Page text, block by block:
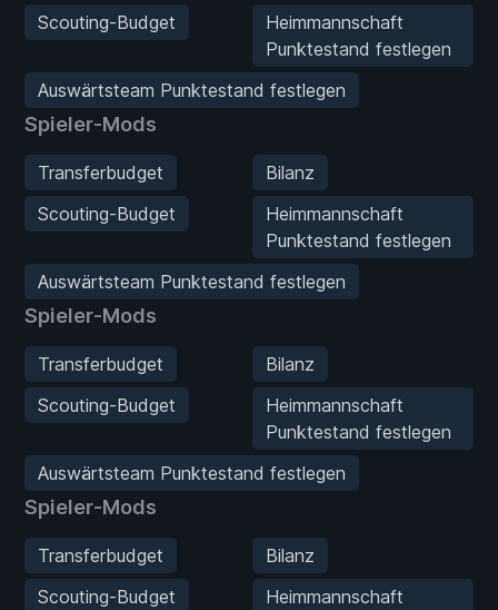
Scouting-Budget
Heimmannschaft
Punktestand festlegen
Auswärtsteam Punktestand festlegen
Spieler-Mods
Transferbudget
Bilanz
Scouting-Budget
Heimmannschaft
Punktestand festlegen
Auswärtsteam Punktestand festlegen
Spieler-Mods
Transferbudget
Bilanz
Scouting-Budget
Heimmannschaft
Punktestand festlegen
Auswärtsteam Punktestand festlegen
Spieler-Mods
Transferbudget
Bilanz
Scouting-Budget
Heimmannschaft